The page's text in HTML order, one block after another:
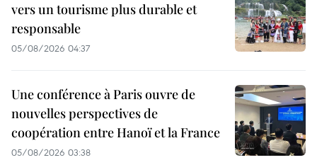
vers un tourisme plus durable et
responsable
05/08/2026 04:37
Une conférence à Paris ouvre de
nouvelles perspectives de
coopération entre Hanoï et la France
05/08/2026 03:38